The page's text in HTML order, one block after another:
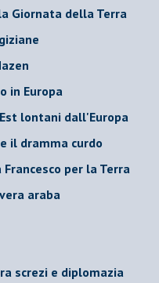
Giornata della Terra
in Europa
lontani dall'Europa
il dramma curdo
Francesco per la Terra
araba
screzi e diplomazia